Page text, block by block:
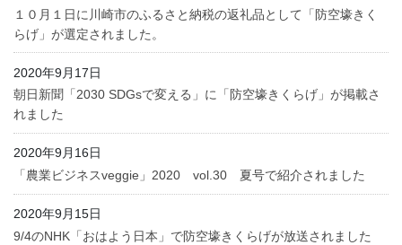
１０月１日に川崎市のふるさと納税の返礼品として「防空壕きく
らげ」が選定されました。
2020年9月17日
朝日新聞「2030 SDGsで変える」に「防空壕きくらげ」が掲載さ
れました
2020年9月16日
「農業ビジネスveggie」2020 vol.30 夏号で紹介されました
2020年9月15日
9/4のNHK「おはよう日本」で防空壕きくらげが放送されました